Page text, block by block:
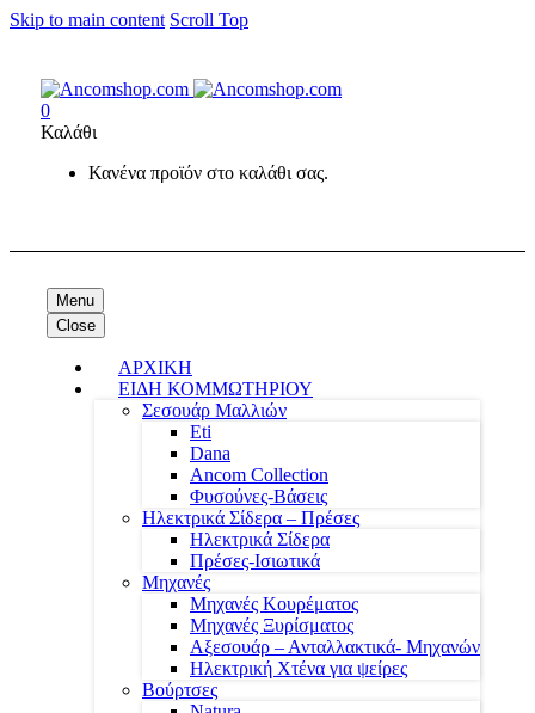
Skip to main content Scroll Top
0
Καλάθι
Κανένα προϊόν στο καλάθι σας.
Menu
Close
ΑΡΧΙΚΗ
ΕΙΔΗ ΚΟΜΜΩΤΗΡΙΟΥ
Σεσουάρ Μαλλιών
Eti
Dana
Ancom Collection
Φυσούνες-Βάσεις
Ηλεκτρικά Σίδερα – Πρέσες
Ηλεκτρικά Σίδερα
Πρέσες-Ισιωτικά
Μηχανές
Μηχανές Κουρέματος
Μηχανές Ξυρίσματος
Αξεσουάρ – Ανταλλακτικά- Μηχανών
Ηλεκτρική Χτένα για ψείρες
Βούρτσες